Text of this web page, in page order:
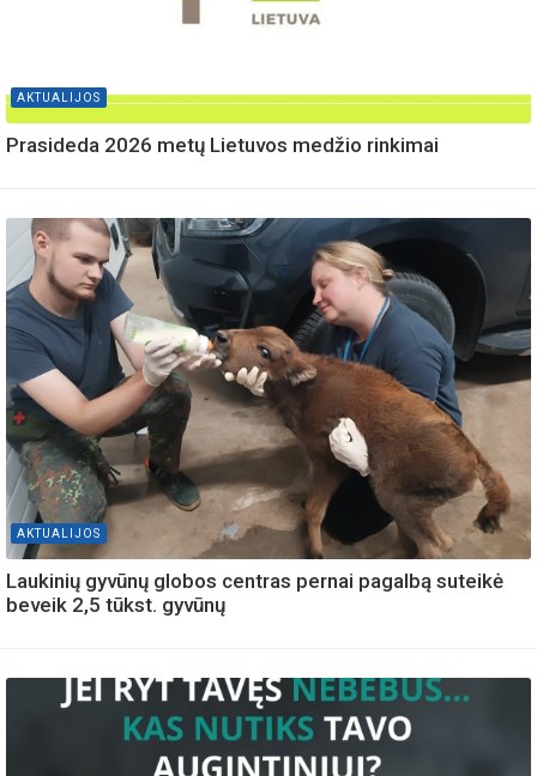
AKTUALIJOS
Prasideda 2026 metų Lietuvos medžio rinkimai
AKTUALIJOS
Laukinių gyvūnų globos centras pernai pagalbą suteikė
beveik 2,5 tūkst. gyvūnų